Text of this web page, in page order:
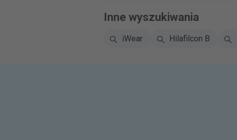
Inne wyszukiwania
iWear Hilafilcon B